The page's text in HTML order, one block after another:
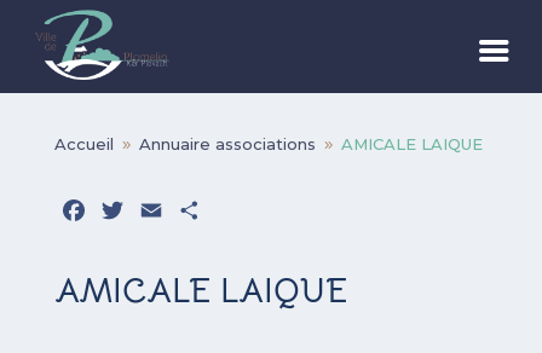
Accueil 9 Annuaire associations 9 AMICALE LAIQUE
Facebook
Twitter
Email
AMICALE LAIQUE